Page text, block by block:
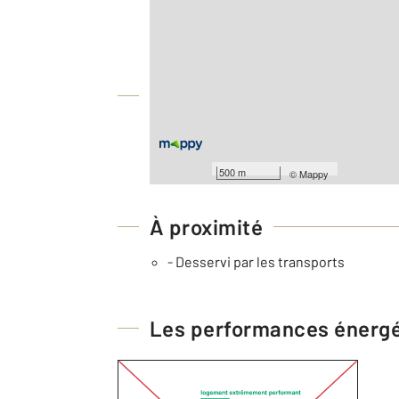
500 m ©Mappy
Barèmes d'honoraires de l'agence
À proximité
- Desservi par les transports
Les performances